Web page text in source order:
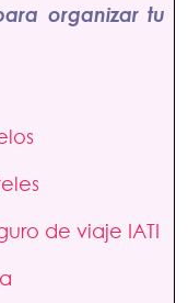
organizar tu
de viaje IATI